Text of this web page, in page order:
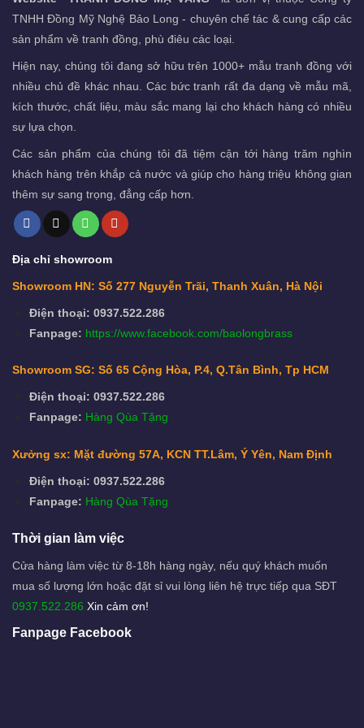
TNHH Đồng Mỹ Nghệ Bảo Long - chuyên chế tác & cung cấp các
sản phẩm về tranh đồng, phù điêu các loại.
Hiện nay, chúng tôi đang sở hữu trên 1000+ mẫu tranh đồng với
nhiều chủ đề khác nhau. Các bức tranh rất đa dạng về mẫu mã,
kích thước, chất liệu, màu sắc mang lại cho khách hàng có nhiều
sự lựa chọn.
Các sản phẩm của chúng tôi đã tiệm cận tới hàng trăm nghìn
khách hàng trên khắp cả nước và giúp cho hàng triệu không gian
thêm sự sang trọng, đẳng cấp hơn.
Địa chỉ showroom
Showroom HN: Số 277 Nguyễn Trãi, Thanh Xuân, Hà Nội
Điện thoại: 0937.522.286
Fanpage: https://www.facebook.com/baolongbrass
Showroom SG: Số 65 Cộng Hòa, P.4, Q.Tân Bình, Tp HCM
Điện thoại: 0937.522.286
Fanpage: Hàng Qùa Tặng
Xưởng sx: Mặt đường 57A, KCN TT.Lâm, Ý Yên, Nam Định
Điện thoại: 0937.522.286
Fanpage: Hàng Qùa Tặng
Thời gian làm việc
Cửa hàng làm việc từ 8-18h hàng ngày, nếu quý khách muốn
mua số lượng lớn hoặc đặt sỉ vui lòng liên hệ trực tiếp qua SĐT
0937.522.286 Xin cảm ơn!
Fanpage Facebook